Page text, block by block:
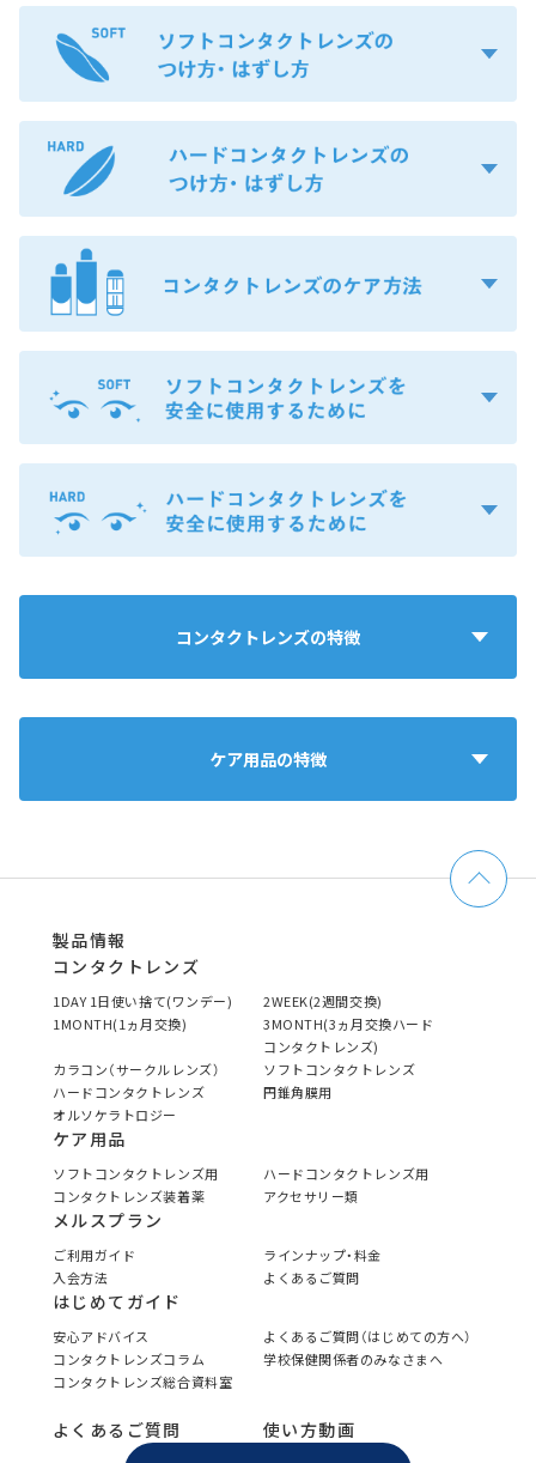
コンタクトレンズの特徴
ケア用品の特徴
製品情報
コンタクトレンズ
1DAY 1日使い捨て(ワンデー)
2WEEK(2週間交換)
1MONTH(1ヵ月交換)
3MONTH(3ヵ月交換ハード
コンタクトレンズ)
カラコン（サークルレンズ）
ソフトコンタクトレンズ
ハードコンタクトレンズ
円錐角膜用
オルソケラトロジー
ケア用品
ソフトコンタクトレンズ用
ハードコンタクトレンズ用
コンタクトレンズ装着薬
アクセサリー類
メルスプラン
ご利用ガイド
ラインナップ・料金
入会方法
よくあるご質問
はじめてガイド
安心アドバイス
よくあるご質問（はじめての方へ）
コンタクトレンズコラム
学校保健関係者のみなさまへ
コンタクトレンズ総合資料室
よくあるご質問 使い方動画